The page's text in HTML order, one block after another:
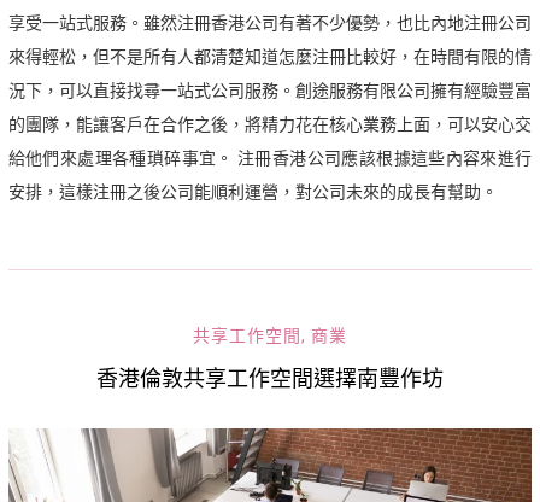
享受一站式服務。雖然注冊香港公司有著不少優勢，也比內地注冊公司
來得輕松，但不是所有人都清楚知道怎麼注冊比較好，在時間有限的情
況下，可以直接找尋一站式公司服務。創途服務有限公司擁有經驗豐富
的團隊，能讓客戶在合作之後，將精力花在核心業務上面，可以安心交
給他們來處理各種瑣碎事宜。 注冊香港公司應該根據這些內容來進行
安排，這樣注冊之後公司能順利運營，對公司未來的成長有幫助。
共享工作空間, 商業
香港倫敦共享工作空間選擇南豐作坊